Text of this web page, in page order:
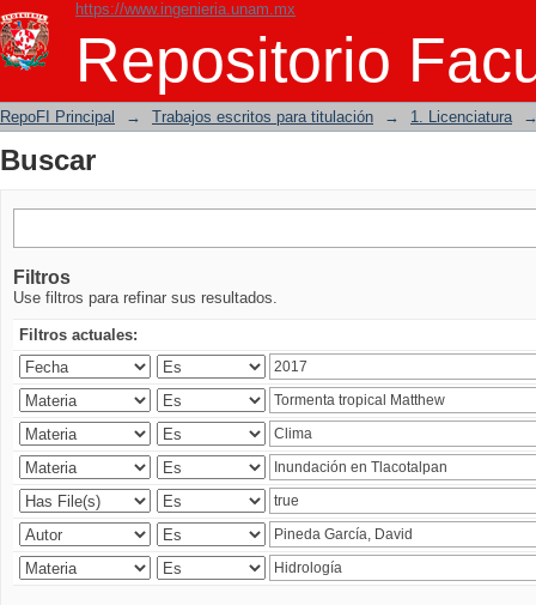
https://www.ingenieria.unam.mx
Repositorio
Buscar
RepoFI Principal → Trabajos escritos para titulación → 1. Licenciatura
Buscar
Filtros
Use filtros para refinar sus resultados.
Filtros actuales: